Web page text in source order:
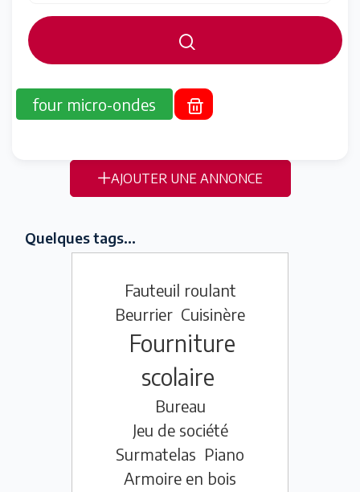
four micro-ondes
AJOUTER UNE ANNONCE
Quelques tags...
Fauteuil roulant
Beurrier Cuisinère
Fourniture
scolaire
Bureau
Jeu de société
Surmatelas Piano
Armoire en bois